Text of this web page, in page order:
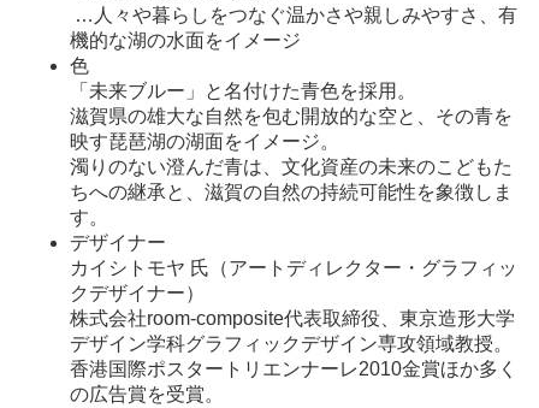
…人々や暮らしをつなぐ温かさや親しみやすさ、有
機的な湖の水面をイメージ
色
「未来ブルー」と名付けた青色を採用。
滋賀県の雄大な自然を包む開放的な空と、その青を
映す琵琶湖の湖面をイメージ。
濁りのない澄んだ青は、文化資産の未来のこどもた
ちへの継承と、滋賀の自然の持続可能性を象徴しま
す。
デザイナー
カイシトモヤ 氏（アートディレクター・グラフィッ
クデザイナー）
株式会社room-composite代表取締役、東京造形大学
デザイン学科グラフィックデザイン専攻領域教授。
香港国際ポスタートリエンナーレ2010金賞ほか多く
の広告賞を受賞。